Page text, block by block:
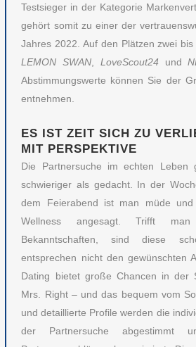
Testsieger in der Kategorie
gehört somit zu einer der
Jahres 2022. Auf den Plätzen zwei
LEMON SWAN
LoveScout24 und
Abstimmungswerte können Sie der
entnehmen.
ES IST ZEIT SICH ZU
MIT PERSPEKTIVE
Die Partnersuche im echten Leben
schwieriger als gedacht. In der
dem Feierabend ist man müde
Wellness angesagt. Trifft
Bekanntschaften, sind diese
entsprechen nicht den gewünschten
Dating bietet große Chancen in der
Mrs. Right – und das bequem vom
und detaillierte Profile werden die
der Partnersuche abgestimmt